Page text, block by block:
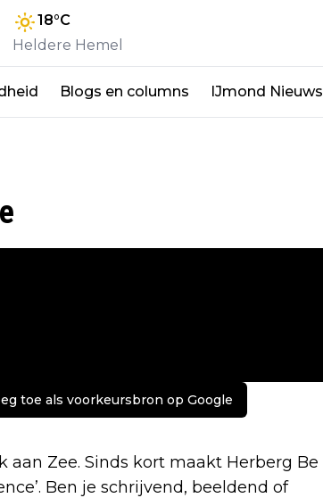
18°C
Heldere Hemel
Blogs en columns IJmond Nieuws
toe als voorkeursbron op Google
aan Zee. Sinds kort maakt Herberg Be
Ben je schrijvend, beeldend of